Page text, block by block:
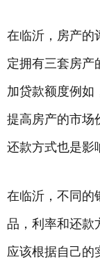
在临沂，房产的
定拥有三套房产
加贷款额度例如
提高房产的市场
还款方式也是影
在临沂，不同的
品，利率和还款
应该根据自己的